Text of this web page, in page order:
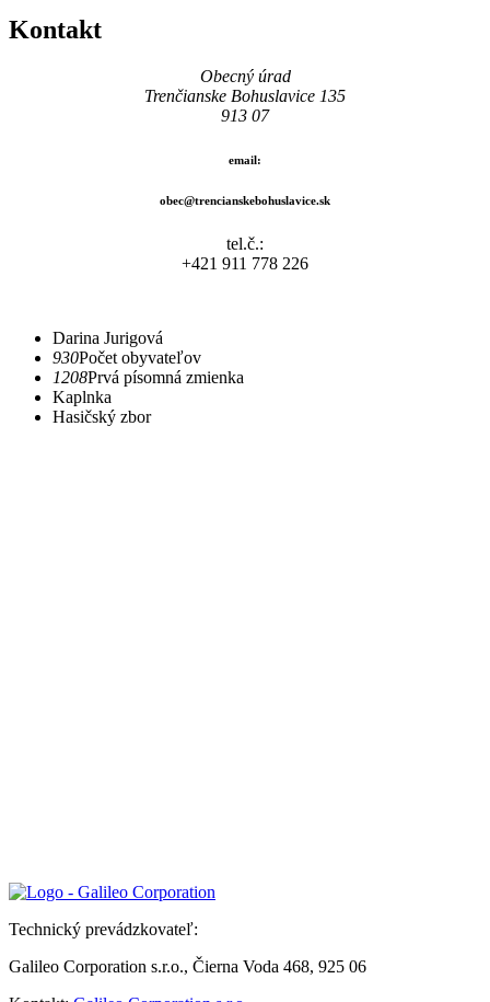
Kontakt
Obecný úrad
Trenčianske Bohuslavice 135
913 07
email:
obec@trencianskebohuslavice.sk
tel.č.:
+421 911 778 226
Darina Jurigová
930Počet obyvateľov
1208Prvá písomná zmienka
Kaplnka
Hasičský zbor
Technický prevádzkovateľ:
Galileo Corporation s.r.o., Čierna Voda 468, 925 06